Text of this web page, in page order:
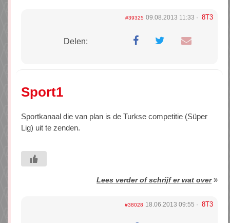
#39325 09.08.2013 11:33 8T3
Delen:
Sport1
Sportkanaal die van plan is de Turkse competitie (Süper
Lig) uit te zenden.
Lees verder of schrijf er wat over»
#38028 18.06.2013 09:55 8T3